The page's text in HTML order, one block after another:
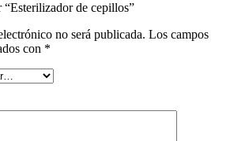
“Esterilizador de cepillos”
no será publicada. Los campos
con *